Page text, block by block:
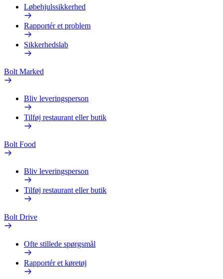
Løbehjulssikkerhed
Rapportér et problem
Sikkerhedslab
Bolt Marked
Bliv leveringsperson
Tilføj restaurant eller butik
Bolt Food
Bliv leveringsperson
Tilføj restaurant eller butik
Bolt Drive
Ofte stillede spørgsmål
Rapportér et køretøj